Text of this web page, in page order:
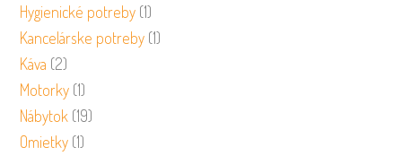
Hygienické potreby (1)
Kancelárske potreby (1)
Káva (2)
Motorky (1)
Nábytok (19)
Omietky (1)